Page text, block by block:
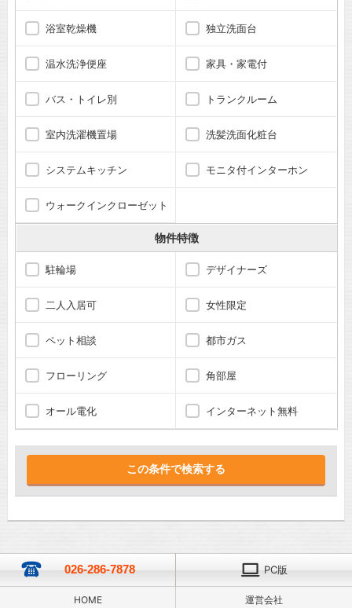
浴室乾燥機 独立洗面台
温水洗浄便座 家具・家電付
バス・トイレ別 トランクルーム
室内洗濯機置場 洗髪洗面化粧台
システムキッチン モニタ付インターホン
ウォークインクローゼット
物件特徴
駐輪場 デザイナーズ
二人入居可 女性限定
ペット相談 都市ガス
フローリング 角部屋
オール電化 インターネット無料
026-286-7878 PC版
HOME 運営会社